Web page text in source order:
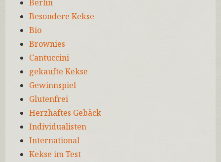
Berlin
Besondere Kekse
Bio
Brownies
Cantuccini
gekaufte Kekse
Gewinnspiel
Glutenfrei
Herzhaftes Gebäck
Individualisten
International
Kekse im Test